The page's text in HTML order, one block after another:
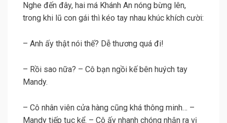
Nghe đến đây, hai má Khánh An nóng bừng lên,
trong khi lũ con gái thì kéo tay nhau khúc khích cười:
– Anh ấy thật nói thế? Dễ thương quá đi!
– Rồi sao nữa? – Cô bạn ngồi kế bên huých tay
Mandy.
– Cô nhân viên cửa hàng cũng khá thông minh… –
Mandy tiếp tục kể. – Cô ấy nhanh chóng nhận ra vị